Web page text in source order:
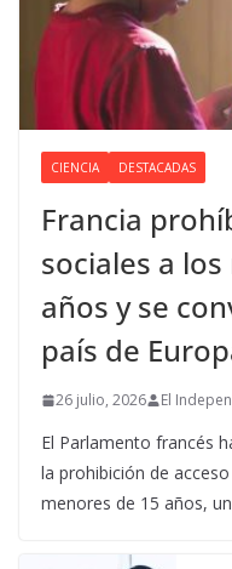
CIENCIA DESTACADAS
Francia
sociales a
años y se
país de
26 julio, 2026 El
El Parlamento francés
la prohibición de
menores de 15 años,